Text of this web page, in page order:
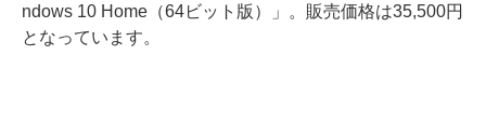
ndows 10 Home（64ビット版）」。販売価格は35,500円
となっています。